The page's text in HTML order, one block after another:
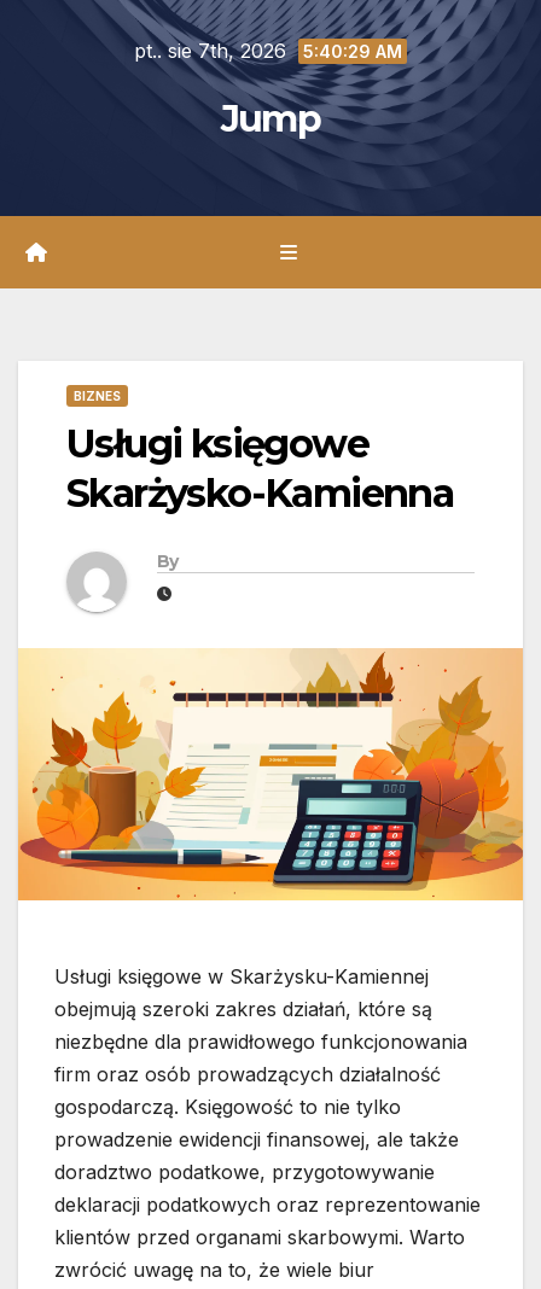
pt.. sie 7th, 2026 5:40:30 AM
Jump
BIZNES
Usługi księgowe
Skarżysko-Kamienna
By
Usługi księgowe w Skarżysku-Kamiennej
obejmują szeroki zakres działań, które są
niezbędne dla prawidłowego funkcjonowania
firm oraz osób prowadzących działalność
gospodarczą. Księgowość to nie tylko
prowadzenie ewidencji finansowej, ale także
doradztwo podatkowe, przygotowywanie
deklaracji podatkowych oraz reprezentowanie
klientów przed organami skarbowymi. Warto
zwrócić uwagę na to, że wiele biur